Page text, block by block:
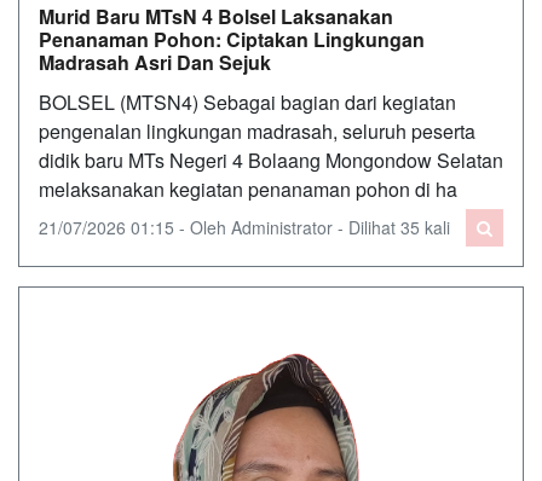
Murid Baru MTsN 4 Bolsel Laksanakan
Penanaman Pohon: Ciptakan Lingkungan
Madrasah Asri Dan Sejuk
BOLSEL (MTSN4) Sebagai bagian dari kegiatan
pengenalan lingkungan madrasah, seluruh peserta
didik baru MTs Negeri 4 Bolaang Mongondow Selatan
melaksanakan kegiatan penanaman pohon di ha
21/07/2026 01:15 - Oleh Administrator - Dilihat 35 kali